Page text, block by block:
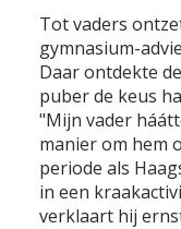
Tot vaders
gymnasium-
Daar ontdekte
puber de keus
"Mijn vader
manier om hem
periode als
in een
verklaart hij